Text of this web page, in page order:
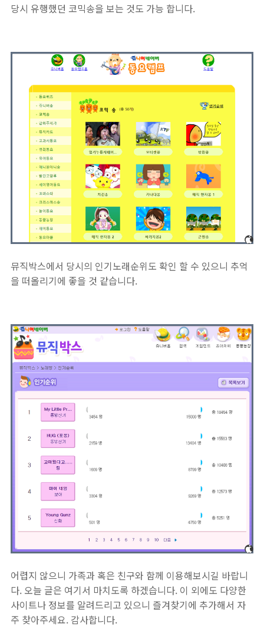
당시 유행했던 코믹송을 보는 것도 가능 합니다.
뮤직박스에서 당시의 인기노래순위도 확인 할 수 있으니 추억
을 떠올리기에 좋을 것 같습니다.
어렵지 않으니 가족과 혹은 친구와 함께 이용해보시길 바랍니
다. 오늘 글은 여기서 마치도록 하겠습니다. 이 외에도 다양한
사이트나 정보를 알려드리고 있으니 즐겨찾기에 추가해서 자
주 찾아주세요. 감사합니다.